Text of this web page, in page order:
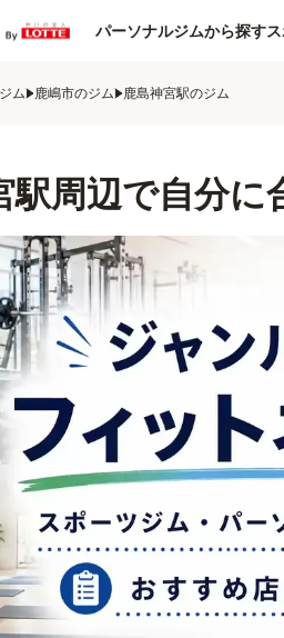
パーソナルジムから探す
ム 鹿嶋市のジム 鹿島神宮駅のジム
駅周辺で自分に